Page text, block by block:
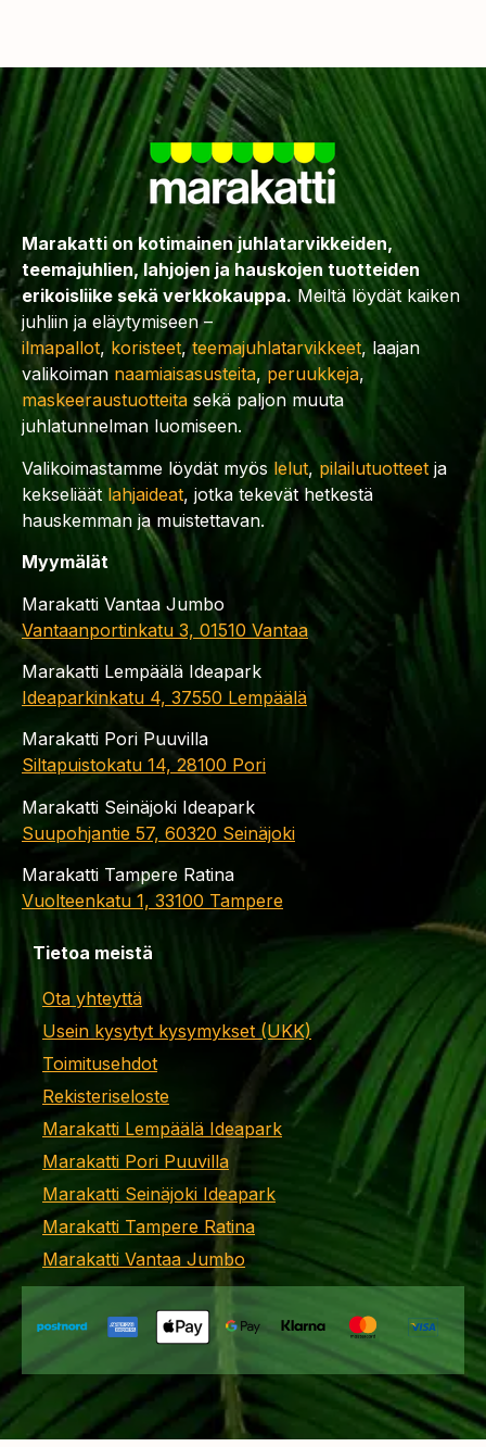
Marakatti on kotimainen juhlatarvikkeiden,
teemajuhlien, lahjojen ja hauskojen tuotteiden
erikoisliike sekä verkkokauppa. Meiltä löydät kaiken
juhliin ja eläytymiseen –
ilmapallot, koristeet,teemajuhlatarvikkeet, laajan
valikoiman naamiaisasusteita, peruukkeja,
maskeeraustuotteita sekä paljon muuta
juhlatunnelman luomiseen.
Valikoimastamme löydät myös lelut,pilailutuotteet ja
kekseliäät lahjaideat, jotka tekevät hetkestä
hauskemman ja muistettavan.
Myymälät
Marakatti Vantaa Jumbo
Vantaanportinkatu 3, 01510 Vantaa
Marakatti Lempäälä Ideapark
Ideaparkinkatu 4, 37550 Lempäälä
Marakatti Pori Puuvilla
Siltapuistokatu 14, 28100 Pori
Marakatti Seinäjoki Ideapark
Suupohjantie 57, 60320 Seinäjoki
Marakatti Tampere Ratina
Vuolteenkatu 1, 33100 Tampere
Tietoa meistä
Ota yhteyttä
Usein kysytyt kysymykset (UKK)
Toimitusehdot
Rekisteriseloste
Marakatti Lempäälä Ideapark
Marakatti Pori Puuvilla
Marakatti Seinäjoki Ideapark
Marakatti Tampere Ratina
Marakatti Vantaa Jumbo